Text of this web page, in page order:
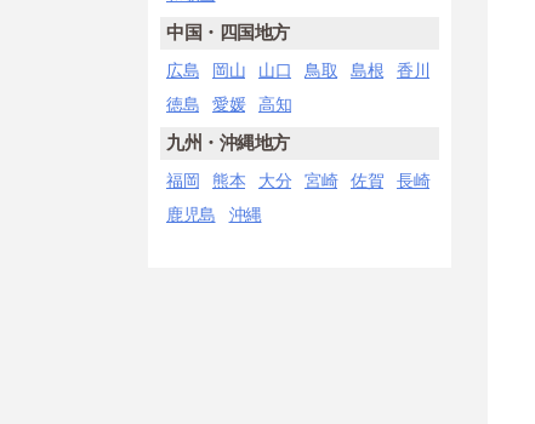
中国・四国地方
広島 岡山 山口 鳥取 島根
香川
徳島
愛媛 高知
九州・沖縄地方
福岡 熊本 大分 宮崎 佐賀
長崎
鹿児島
沖縄